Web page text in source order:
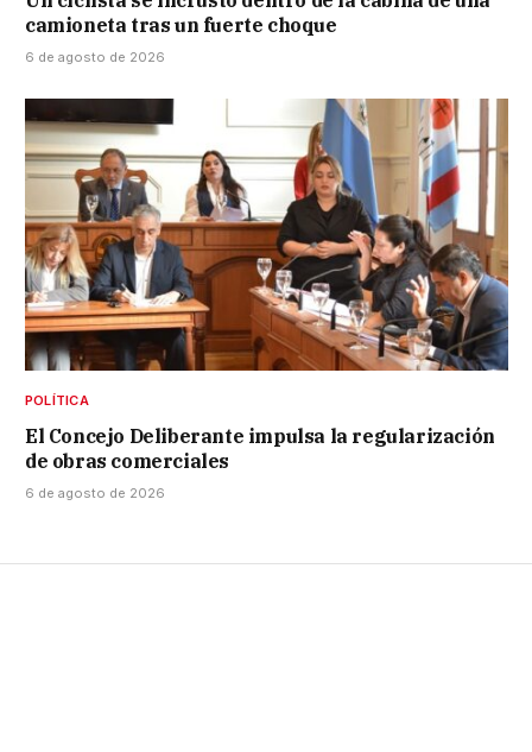
camioneta tras un fuerte choque
6 de agosto de 2026
POLÍTICA
El Concejo Deliberante impulsa la regularización
de obras comerciales
6 de agosto de 2026